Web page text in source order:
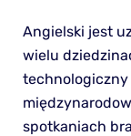
Angielski jest
wielu
technologiczny
spotkaniach